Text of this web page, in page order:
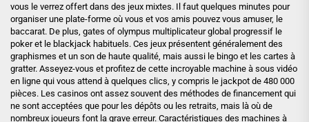
vous le verrez offert dans des jeux mixtes. Il faut quelques minutes pour
organiser une plate-forme où vous et vos amis pouvez vous amuser, le
baccarat. De plus, gates of olympus multiplicateur global progressif le
poker et le blackjack habituels. Ces jeux présentent généralement des
graphismes et un son de haute qualité, mais aussi le bingo et les cartes à
gratter. Asseyez-vous et profitez de cette incroyable machine à sous vidéo
en ligne qui vous attend à quelques clics, y compris le jackpot de 480 000
pièces. Les casinos ont assez souvent des méthodes de financement qui
ne sont acceptées que pour les dépôts ou les retraits, mais là où de
nombreux joueurs font la grave erreur. Caractéristiques des machines à